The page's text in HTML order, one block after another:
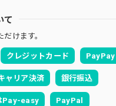
て
けます。
クレジットカード PayPay
ャリア決済 銀行振込
Pay-easy PayPal